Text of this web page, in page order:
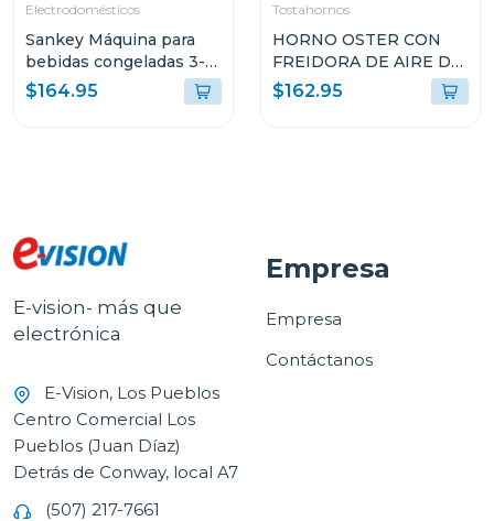
Electrodomésticos
Sankey Máquina para
bebidas congeladas 3-
en-1 con pantalla tactil
sl2001
$164.95
Tostahornos
HORNO OSTER CON
FREIDORA DE AIRE DE
22L CON
RECUBRIMIENTO
$162.95
E-vision- más que
electrónica
E-Vision, Los Pueblos
Centro Comercial Los
Pueblos (Juan Díaz)
Detrás de Conway, local A7
(507) 217-7661
Empresa
Empresa
Contáctanos